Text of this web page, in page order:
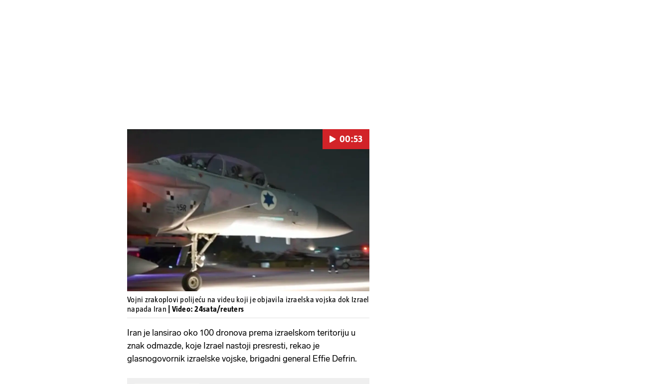
Pokretanje videa...
00:53
Vojni zrakoplovi polijeću na videu koji je objavila izraelska vojska dok Izrael
napada Iran
| Video: 24sata/reuters
Iran je lansirao oko 100 dronova prema izraelskom teritoriju u
znak odmazde, koje Izrael nastoji presresti, rekao je
glasnogovornik izraelske vojske, brigadni general Effie Defrin.